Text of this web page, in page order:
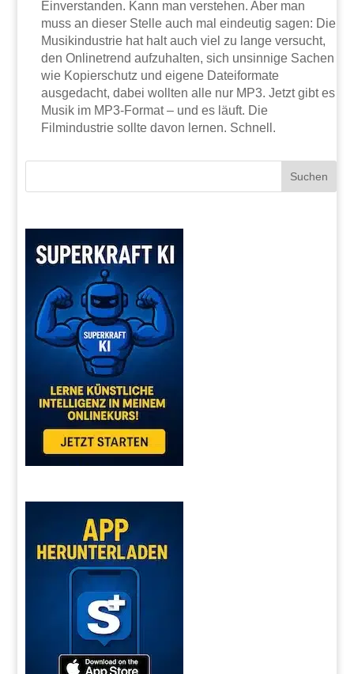
Einverstanden. Kann man verstehen. Aber man
muss an dieser Stelle auch mal eindeutig sagen: Die
Musikindustrie hat halt auch viel zu lange versucht,
den Onlinetrend aufzuhalten, sich unsinnige Sachen
wie Kopierschutz und eigene Dateiformate
ausgedacht, dabei wollten alle nur MP3. Jetzt gibt es
Musik im MP3-Format – und es läuft. Die
Filmindustrie sollte davon lernen. Schnell.